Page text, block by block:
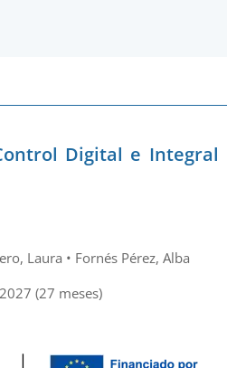
Digital e Integral
Laura • Fornés Pérez, Alba
(27 meses)